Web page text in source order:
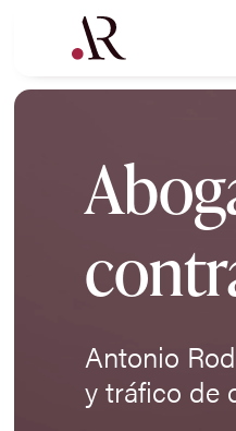
Antonio
y tráfico de